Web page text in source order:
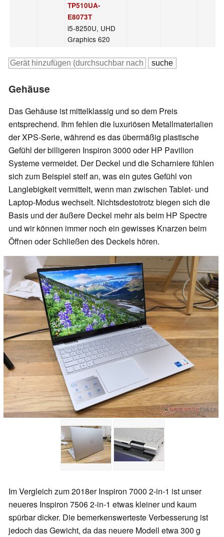
TP510UA-
E8073T
i5-8250U, UHD
Graphics 620
Gehäuse
Das Gehäuse ist mittelklassig und so dem Preis
entsprechend. Ihm fehlen die luxuriösen Metallmaterialien
der XPS-Serie, während es das übermäßig plastische
Gefühl der billigeren Inspiron 3000 oder HP Pavilion
Systeme vermeidet. Der Deckel und die Scharniere fühlen
sich zum Beispiel steif an, was ein gutes Gefühl von
Langlebigkeit vermittelt, wenn man zwischen Tablet- und
Laptop-Modus wechselt. Nichtsdestotrotz biegen sich die
Basis und der äußere Deckel mehr als beim HP Spectre
und wir können immer noch ein gewisses Knarzen beim
Öffnen oder Schließen des Deckels hören.
Im Vergleich zum 2018er Inspiron 7000 2-in-1 ist unser
neueres Inspiron 7506 2-in-1 etwas kleiner und kaum
spürbar dicker. Die bemerkenswerteste Verbesserung ist
jedoch das Gewicht, da das neuere Modell etwa 300 g